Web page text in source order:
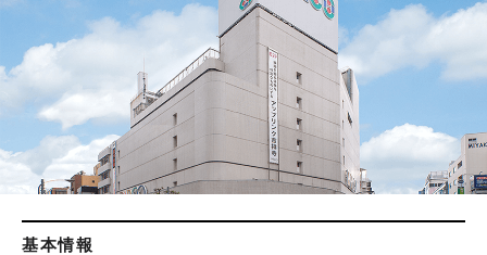
基本情報